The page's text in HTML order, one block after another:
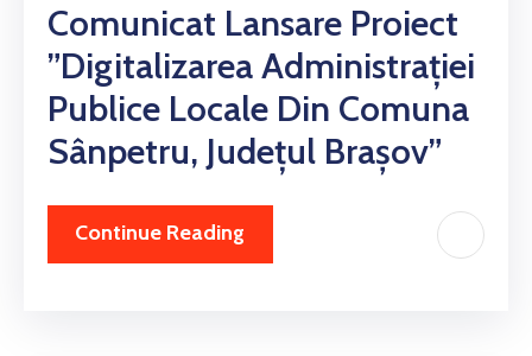
Comunicat Lansare Proiect
”Digitalizarea Administrației
Publice Locale Din Comuna
Sânpetru, Județul Brașov”
Continue Reading